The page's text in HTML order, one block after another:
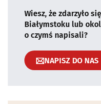
Wiesz, że zdarzyło
Białymstoku lub
o czymś napisali?
NAPISZ DO NAS